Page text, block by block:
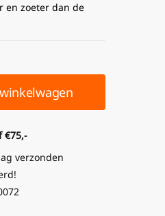
en zoeter dan de
€75,-
verzonden